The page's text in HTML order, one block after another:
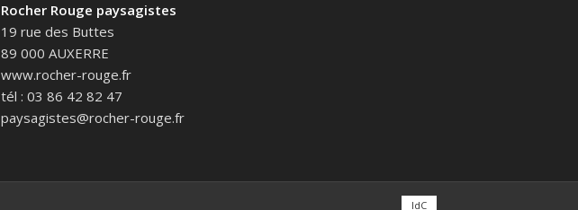
Rocher Rouge paysagistes
19 rue des Buttes
89 000 AUXERRE
www.rocher-rouge.fr
tél : 03 86 42 82 47
paysagistes@rocher-rouge.fr
IdC